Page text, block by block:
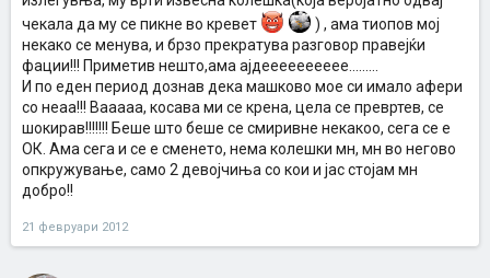
чекала да му се пикне во кревет
) , ама тиопов мој
некако се менува, и брзо прекратува разговор правејќи
фации!!! Приметив нешто,ама ајдееееееееее.........
И по еден период дознав дека машково мое си имало афери
со неаа!!! Вааааа, косава ми се крена, цела се превртев, се
шокирав!!!!!!! Беше што беше се смиривне некакоо, сега се е
ОК. Ама сега и се е сменето, нема колешки мн, мн во негово
опкружување, само 2 девојчиња со кои и јас стојам мн
добро!!
21 февруари 2012